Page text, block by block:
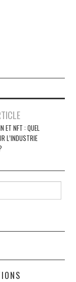
ET NFT : QUEL
L’INDUSTRIE